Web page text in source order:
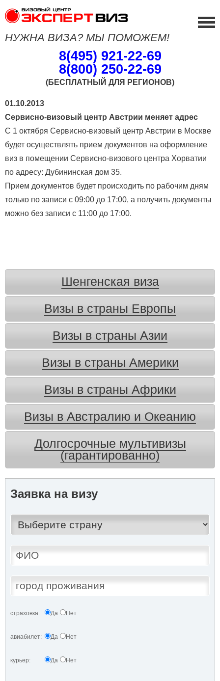
НУЖНА ВИЗА? МЫ ПОМОЖЕМ!
8(495) 921-22-69
8(800) 250-22-69
(БЕСПЛАТНЫЙ ДЛЯ РЕГИОНОВ)
01.10.2013
Сервисно-визовый центр Австрии меняет адрес
С 1 октября Сервисно-визовый центр Австрии в Москве
будет осуществлять прием документов на оформление
виз в помещении Сервисно-визового центра Хорватии
по адресу: Дубининская дом 35.
Прием документов будет происходить по рабочим дням
только по записи с 09:00 до 17:00, а получить документы
можно без записи с 11:00 до 17:00.
Шенгенская виза
Визы в страны Европы
Визы в страны Азии
Визы в страны Америки
Визы в страны Африки
Визы в Австралию и Океанию
Долгосрочные мультивизы
(гарантированно)
Заявка на визу
страховка: Да Нет
авиабилет: Да Нет
курьер: Да Нет